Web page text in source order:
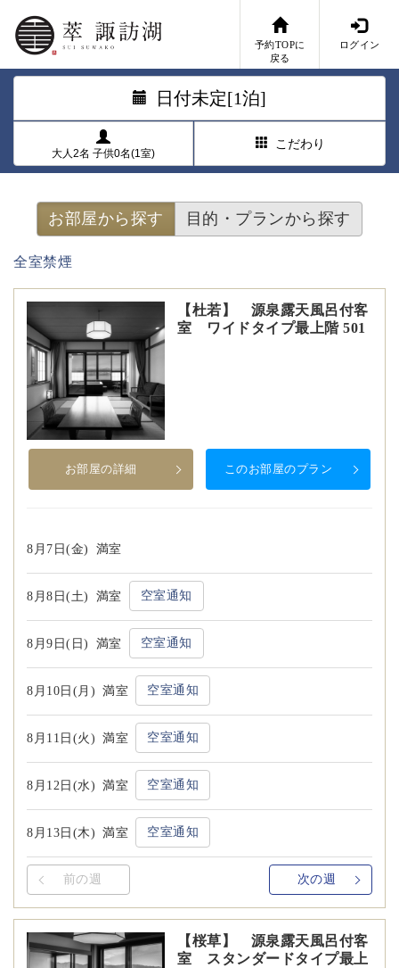
予約TOPに
戻る
ログイン
日付未定[1泊]
大人2名 子供0名(1室)
こだわり
お部屋から探す 目的・プランから探す
全室禁煙
【杜若】 源泉露天風呂付客
室 ワイドタイプ最上階 501
お部屋の詳細 このお部屋のプラン
8月7日(金) 満室
8月8日(土) 満室 空室通知
8月9日(日) 満室 空室通知
8月10日(月) 満室 空室通知
8月11日(火) 満室 空室通知
8月12日(水) 満室 空室通知
8月13日(木) 満室 空室通知
前の週 次の週
【桜草】 源泉露天風呂付客
室 スタンダードタイプ最上